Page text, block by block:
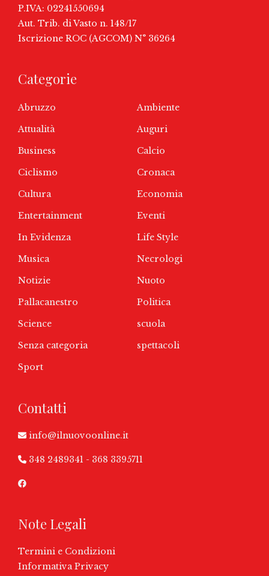
P.IVA: 02241550694
Aut. Trib. di Vasto n. 148/17
Iscrizione ROC (AGCOM) N° 36264
Categorie
Abruzzo
Ambiente
Attualità
Auguri
Business
Calcio
Ciclismo
Cronaca
Cultura
Economia
Entertainment
Eventi
In Evidenza
Life Style
Musica
Necrologi
Notizie
Nuoto
Pallacanestro
Politica
Science
scuola
Senza categoria
spettacoli
Sport
Contatti
info@ilnuovoonline.it
348 2489341 - 368 3395711
Note Legali
Termini e Condizioni
Informativa Privacy